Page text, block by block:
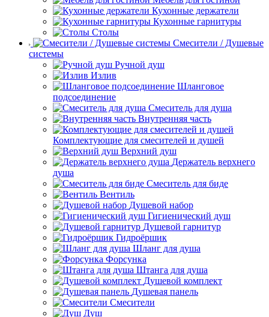
Кухонные держатели
Кухонные гарнитуры
Столы
Смесители / Душевые
системы
Ручной душ
Излив
Шланговое
подсоединение
Смеситель для душа
Внутренняя часть
Комплектующие для смесителей и душей
Верхний душ
Держатель верхнего
душа
Смеситель для биде
Вентиль
Душевой набор
Гигиенический душ
Душевой гарнитур
Гидроёршик
Шланг для душа
Форсунка
Штанга для душа
Душевой комплект
Душевая панель
Смесители
Душ